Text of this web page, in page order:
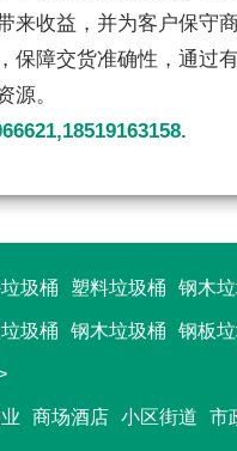
收益，并为客户保守商
障交货准确性，通过
源。
圾桶 塑料垃圾桶 钢木
圾桶 钢木垃圾桶 钢板
商场酒店 小区街道 市